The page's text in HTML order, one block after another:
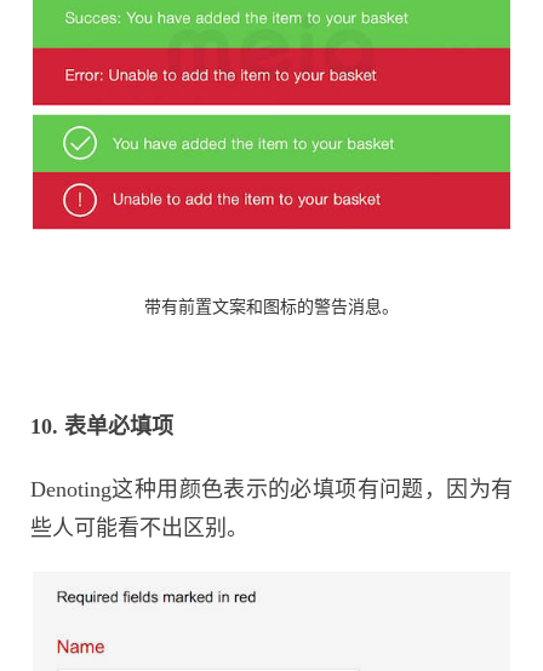
带有前置文案和图标的警告消息。
10. 表单必填项
Denoting这种用颜色表示的必填项有问题，因为有
些人可能看不出区别。